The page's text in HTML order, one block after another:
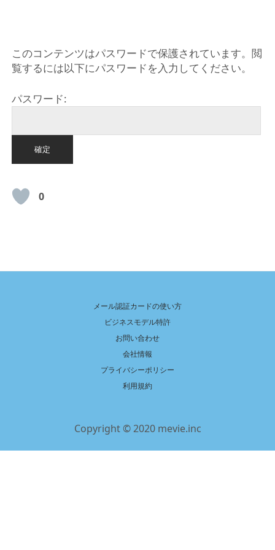
このコンテンツはパスワードで保護されています。閲
覧するには以下にパスワードを入力してください。
パスワード:
0
メール認証カードの使い方
ビジネスモデル特許
お問い合わせ
会社情報
プライバシーポリシー
利用規約
Copyright © 2020 mevie.inc